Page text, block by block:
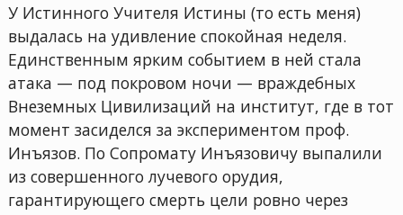
У Истинного Учителя Истины (то есть меня)
выдалась на удивление спокойная неделя.
Единственным ярким событием в ней стала
атака — под покровом ночи — враждебных
Внеземных Цивилизаций на институт, где в тот
момент заcиделся за экспериментом проф.
Инъязов. По Сопромату Инъязовичу выпалили
из совершенного лучевого орудия,
гарантирующего смерть цели ровно через